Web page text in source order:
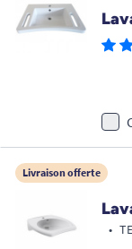
Livraison offerte
•